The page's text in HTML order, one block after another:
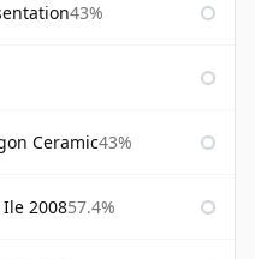
43%
Ceramic43%
Ile 200857.4%